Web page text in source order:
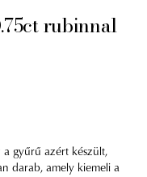
rubinnal
a gyűrű azért készült,
darab, amely kiemeli a